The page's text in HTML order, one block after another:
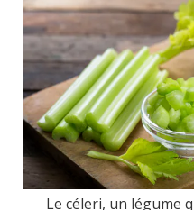
Le céleri, un légume